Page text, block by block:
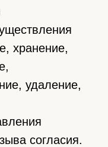
хранение,
удаление,
согласия.